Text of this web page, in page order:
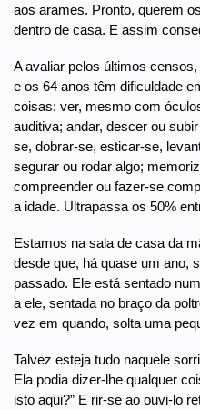
aos arames. Pronto, querem
dentro de casa. E assim
A avaliar pelos últimos
e os 64 anos têm dificuldade
coisas: ver, mesmo com
auditiva; andar, descer ou
se, dobrar-se, esticar-se,
segurar ou rodar algo;
compreender ou fazer-se
a idade. Ultrapassa os 50%
Estamos na sala de casa da
desde que, há quase um ano,
passado. Ele está sentado
a ele, sentada no braço da
vez em quando, solta uma
Talvez esteja tudo naquele
Ela podia dizer-lhe qualquer
isto aqui?” E rir-se ao ouvi-lo